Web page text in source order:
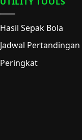
Hasil Sepak Bola
Jadwal Pertandingan
Peringkat